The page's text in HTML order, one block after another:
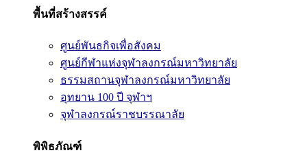
พื้นที่สร้างสรรค์
ศูนย์พันธกิจเพื่อสังคม
ศูนย์กีฬาแห่งจุฬาลงกรณ์มหาวิทยาลัย
ธรรมสถานจุฬาลงกรณ์มหาวิทยาลัย
อุทยาน 100 ปี จุฬาฯ
จุฬาลงกรณ์ราชบรรณาลัย
พิพิธภัณฑ์